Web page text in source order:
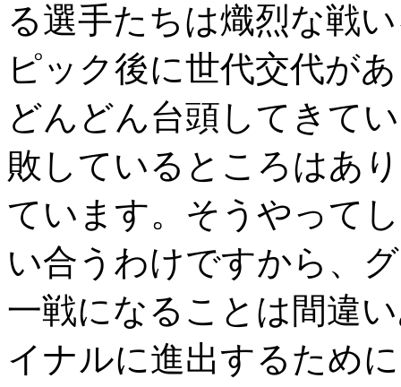
る選手たちは熾烈な戦
ピック後に世代交代が
どんどん台頭してきて
敗しているところはあ
ています。そうやって
い合うわけですから、
一戦になることは間違
イナルに進出するため